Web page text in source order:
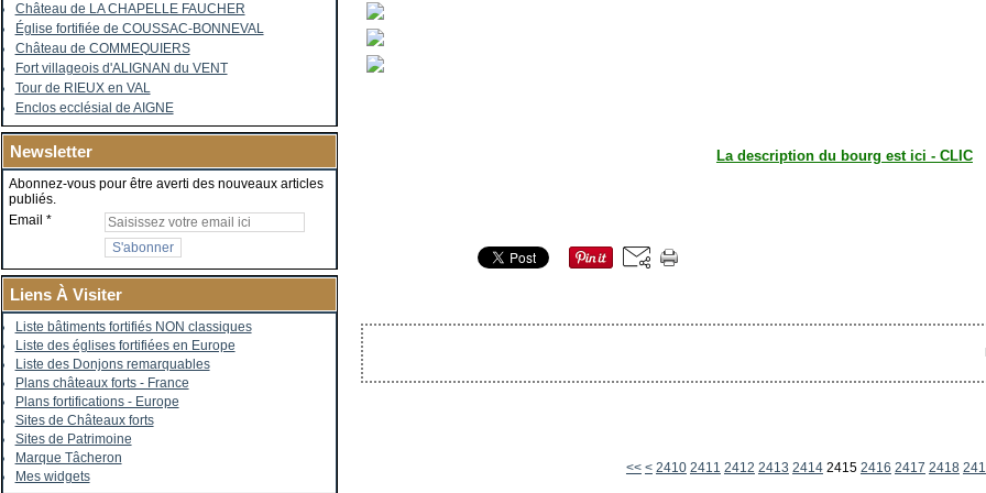
Château de LA CHAPELLE FAUCHER
Église fortifiée de COUSSAC-BONNEVAL
Château de COMMEQUIERS
Fort villageois d'ALIGNAN du VENT
Tour de RIEUX en VAL
Enclos ecclésial de AIGNE
Newsletter
Abonnez-vous pour être averti des nouveaux articles
publiés.
Email
Liens À Visiter
Liste bâtiments fortifiés NON classiques
Liste des églises fortifiées en Europe
Liste des Donjons remarquables
Plans châteaux forts - France
Plans fortifications - Europe
Sites de Châteaux forts
Sites de Patrimoine
Marque Tâcheron
Mes widgets
La description du bourg est ici - CLIC
<< < 2400
2410 2411 2412 2413 2414 2415 2416 2417 2418